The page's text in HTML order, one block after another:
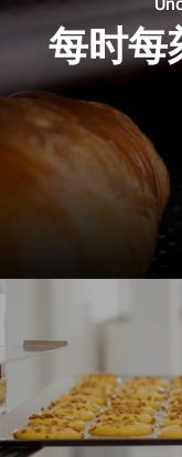
每时每